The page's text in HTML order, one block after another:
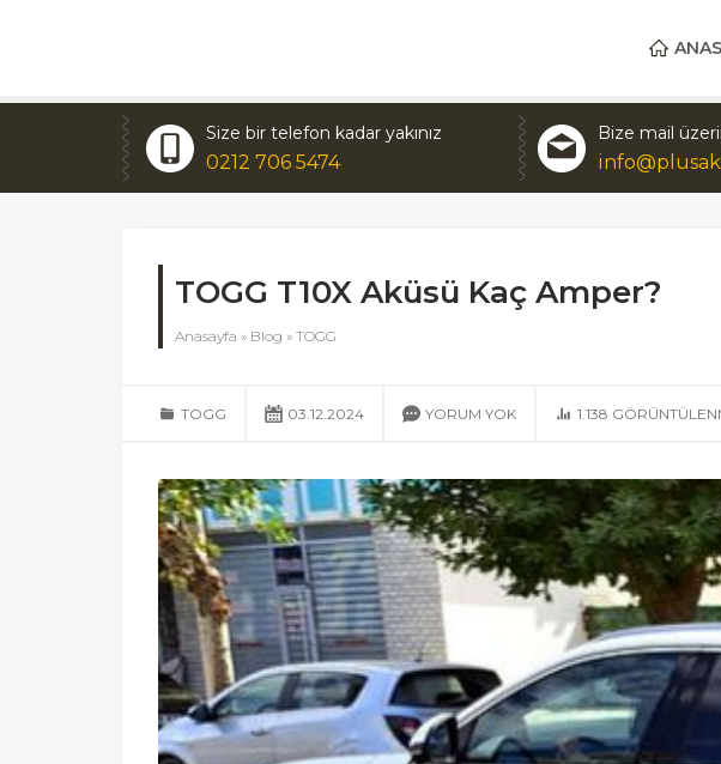
Size bir telefon kadar yakınız
0212 706 5474
Bize mail
TOGG T10X Aküsü Kaç Amper?
Anasayfa » Blog » TOGG
TOGG 03.12.2024 YORUM YOK 1.138